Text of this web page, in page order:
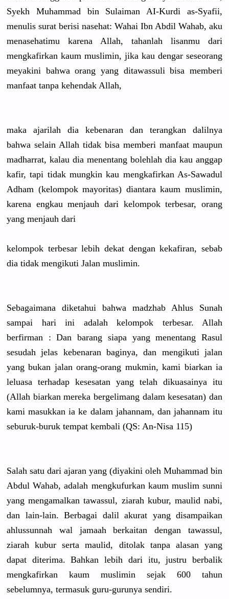
Syekh Muhammad bin Sulaiman AI-Kurdi as-Syafii,
menulis surat berisi nasehat: Wahai Ibn Abdil Wahab, aku
menasehatimu karena Allah, tahanlah lisanmu dari
mengkafirkan kaum muslimin, jika kau dengar seseorang
meyakini bahwa orang yang ditawassuli bisa memberi
manfaat tanpa kehendak Allah,
maka ajarilah dia kebenaran dan terangkan dalilnya
bahwa selain Allah tidak bisa memberi manfaat maupun
madharrat, kalau dia menentang bolehlah dia kau anggap
kafir, tapi tidak mungkin kau mengkafirkan As-Sawadul
Adham (kelompok mayoritas) diantara kaum muslimin,
karena engkau menjauh dari kelompok terbesar, orang
yang menjauh dari
kelompok terbesar lebih dekat dengan kekafiran, sebab
dia tidak mengikuti Jalan muslimin.
Sebagaimana diketahui bahwa madzhab Ahlus Sunah
sampai hari ini adalah kelompok terbesar. Allah
berfirman : Dan barang siapa yang menentang Rasul
sesudah jelas kebenaran baginya, dan mengikuti jalan
yang bukan jalan orang-orang mukmin, kami biarkan ia
leluasa terhadap kesesatan yang telah dikuasainya itu
(Allah biarkan mereka bergelimang dalam kesesatan) dan
kami masukkan ia ke dalam jahannam, dan jahannam itu
seburuk-buruk tempat kembali (QS: An-Nisa 115)
Salah satu dari ajaran yang (diyakini oleh Muhammad bin
Abdul Wahab, adalah mengkufurkan kaum muslim sunni
yang mengamalkan tawassul, ziarah kubur, maulid nabi,
dan lain-lain. Berbagai dalil akurat yang disampaikan
ahlussunnah wal jamaah berkaitan dengan tawassul,
ziarah kubur serta maulid, ditolak tanpa alasan yang
dapat diterima. Bahkan lebih dari itu, justru berbalik
mengkafirkan kaum muslimin sejak 600 tahun
sebelumnya, termasuk guru-gurunya sendiri.